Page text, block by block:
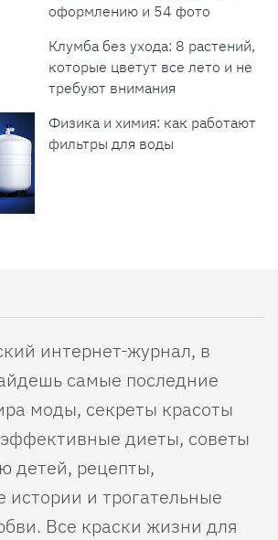
оформлению и 54 фото
Клумба без ухода: 8 растений,
которые цветут все лето и не
требуют внимания
Физика и химия: как работают
фильтры для воды
интернет-журнал, в
самые последние
моды, секреты красоты
диеты, советы
детей, рецепты,
истории и трогательные
Все краски жизни для